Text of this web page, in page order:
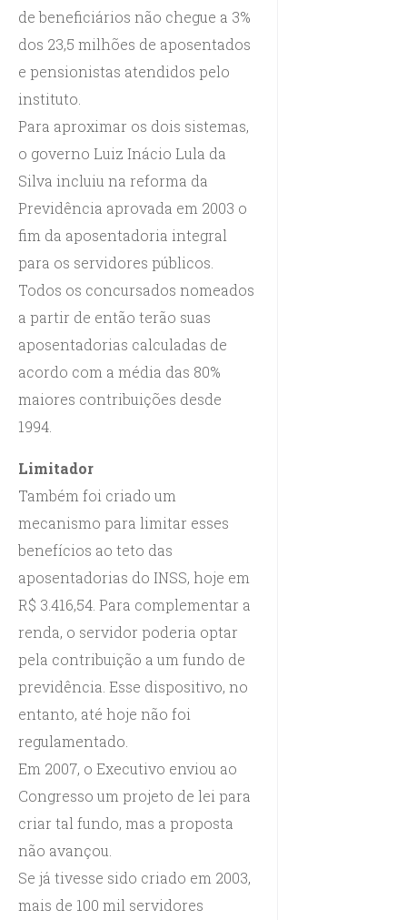
de beneficiários não chegue a 3%
dos 23,5 milhões de aposentados
e pensionistas atendidos pelo
instituto.
Para aproximar os dois sistemas,
o governo Luiz Inácio Lula da
Silva incluiu na reforma da
Previdência aprovada em 2003 o
fim da aposentadoria integral
para os servidores públicos.
Todos os concursados nomeados
a partir de então terão suas
aposentadorias calculadas de
acordo com a média das 80%
maiores contribuições desde
1994.
Limitador
Também foi criado um
mecanismo para limitar esses
benefícios ao teto das
aposentadorias do INSS, hoje em
R$ 3.416,54. Para complementar a
renda, o servidor poderia optar
pela contribuição a um fundo de
previdência. Esse dispositivo, no
entanto, até hoje não foi
regulamentado.
Em 2007, o Executivo enviou ao
Congresso um projeto de lei para
criar tal fundo, mas a proposta
não avançou.
Se já tivesse sido criado em 2003,
mais de 100 mil servidores